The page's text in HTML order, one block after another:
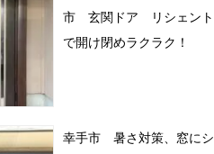
市 玄関ドア リシェント
で開け閉めラクラク！
幸手市 暑さ対策、窓にシ